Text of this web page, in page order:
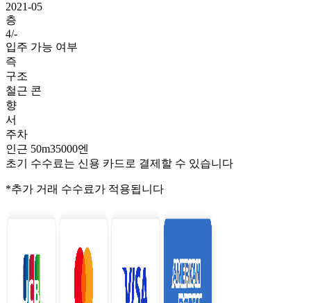
2021-05
층
4/-
입주 가능 여부
즉
구조
철근 콘
향
서
주차
인근 50m35000엔
초기 수수료는 신용 카드로 결제할 수 있습니다
*추가 거래 수수료가 적용됩니다